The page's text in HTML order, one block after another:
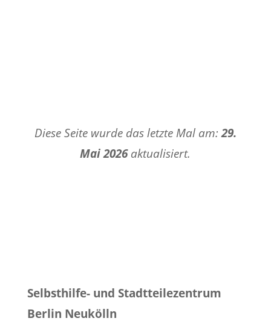
Diese Seite wurde das letzte Mal am:29.
Mai 2026aktualisiert.
Selbsthilfe- und Stadtteilezentrum
Berlin Neukölln